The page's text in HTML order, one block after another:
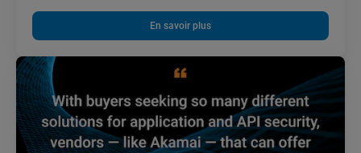
En savoir plus